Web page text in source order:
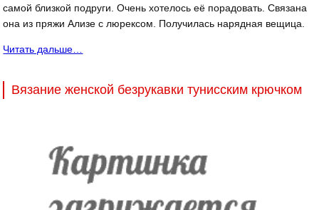
самой близкой подруги. Очень хотелось её порадовать. Связана
она из пряжи Ализе с люрексом. Получилась нарядная вещица.
Читать дальше…
Вязание женской безрукавки тунисским крючком